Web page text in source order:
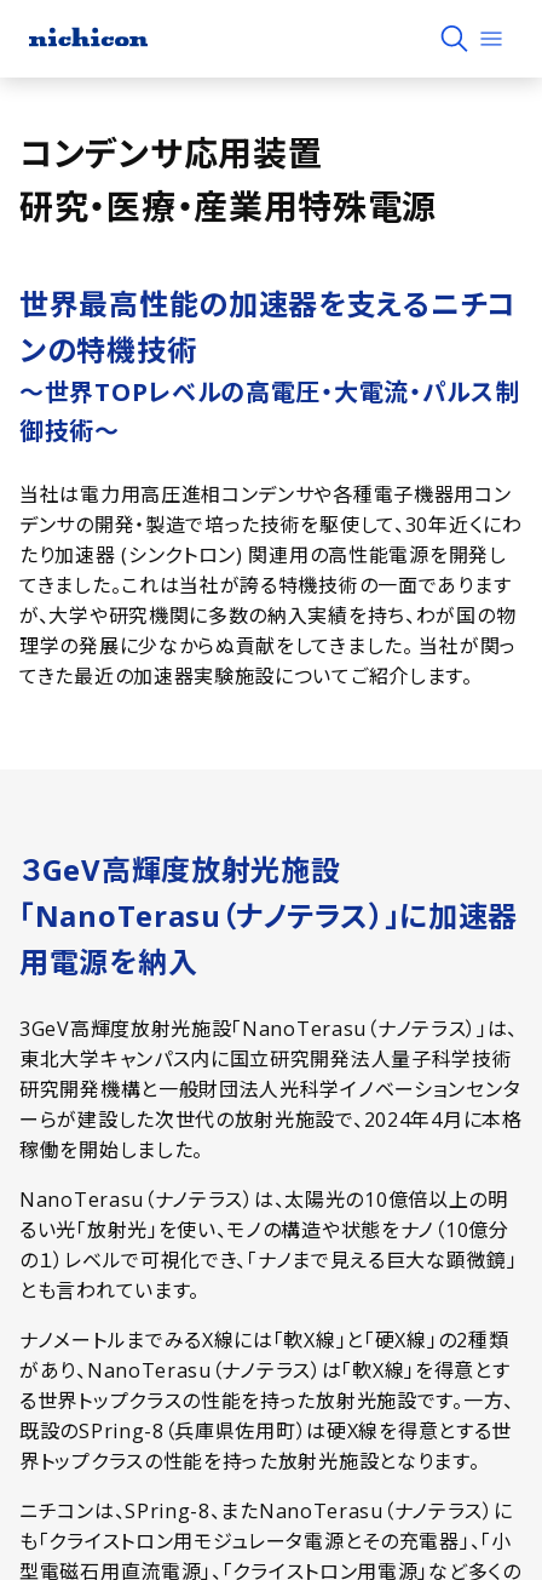
コンデンサ応用装置
研究・医療・産業用特殊電源
世界最高性能の加速器を支えるニチコ
ンの特機技術
〜世界TOPレベルの高電圧・大電流・パルス制
御技術〜
当社は電力用高圧進相コンデンサや各種電子機器用コン
デンサの開発・製造で培った技術を駆使して、30年近くにわ
たり加速器 (シンクトロン) 関連用の高性能電源を開発し
てきました。これは当社が誇る特機技術の一面であります
が、大学や研究機関に多数の納入実績を持ち、わが国の物
理学の発展に少なからぬ貢献をしてきました。 当社が関っ
てきた最近の加速器実験施設についてご紹介します。
３GeV高輝度放射光施設
「NanoTerasu（ナノテラス）」に加速器
用電源を納入
3GeV高輝度放射光施設「NanoTerasu（ナノテラス）」は、
東北大学キャンパス内に国立研究開発法人量子科学技術
研究開発機構と一般財団法人光科学イノベーションセンタ
ーらが建設した次世代の放射光施設で、2024年4月に本格
稼働を開始しました。
NanoTerasu（ナノテラス）は、太陽光の10億倍以上の明
るい光「放射光」を使い、モノの構造や状態をナノ（10億分
の１）レベルで可視化でき、 「ナノまで見える巨大な顕微鏡」
とも言われています。
ナノメートルまでみるX線には「軟X線」と「硬X線」の2種類
があり、NanoTerasu（ナノテラス）は「軟X線」を得意とす
る世界トップクラスの性能を持った放射光施設です。一方、
既設のSPring-8（兵庫県佐用町）は硬X線を得意とする世
界トップクラスの性能を持った放射光施設となります。
ニチコンは、SPring-8、またNanoTerasu（ナノテラス）に
も「クライストロン用モジュレータ電源とその充電器」、「小
型電磁石用直流電源」、 「クライストロン用電源」など多くの